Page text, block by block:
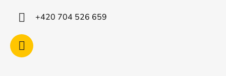
+420 704 526 659